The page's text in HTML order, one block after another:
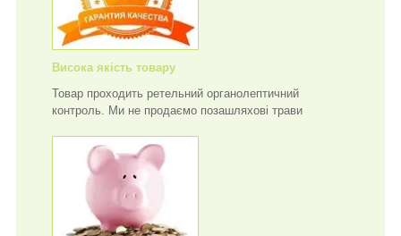
Висока якість товару
Товар проходить ретельний органолептичний
контроль. Ми не продаємо позашляхові трави